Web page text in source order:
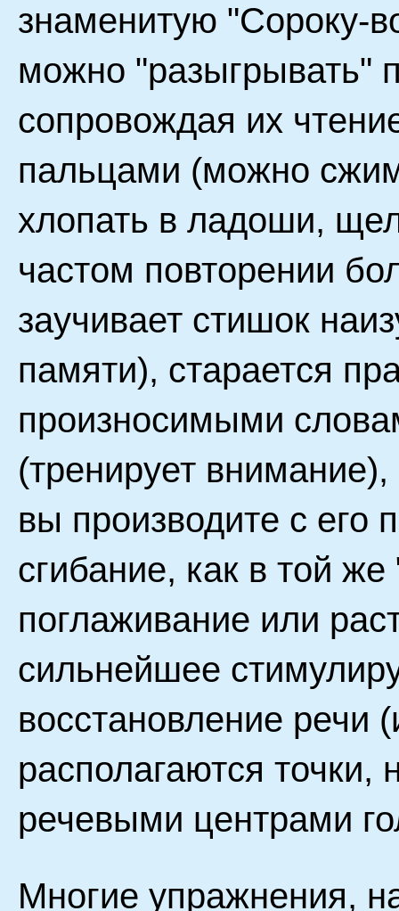
знаменитую "Сороку-
можно "разыгрывать"
сопровождая их
пальцами (можно
хлопать в ладоши,
частом повторении
заучивает стишок
памяти), старается
произносимыми
(тренирует
вы производите с его
сгибание, как в той
поглаживание или
сильнейшее
восстановление речи
располагаются точки,
речевыми центрами
Многие упражнения,